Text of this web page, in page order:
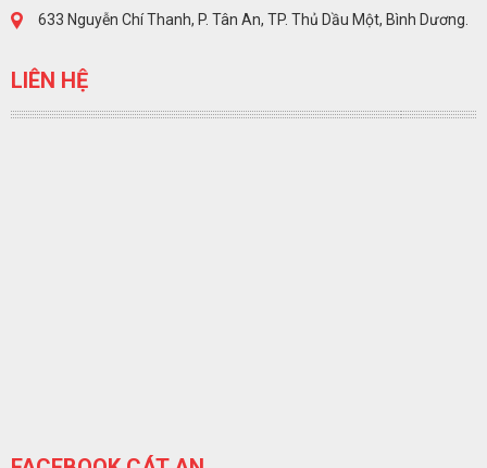
633 Nguyễn Chí Thanh, P. Tân An, TP. Thủ Dầu Một, Bình Dương.
LIÊN HỆ